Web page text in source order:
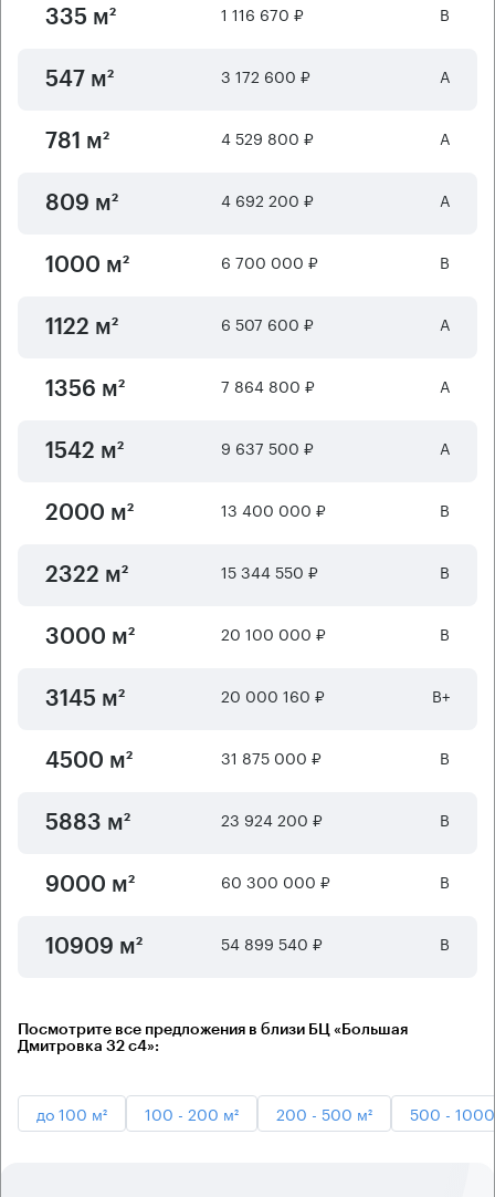
335 м² 1 116 670 ₽ B
547 м² 3 172 600 ₽ А
781 м² 4 529 800 ₽ А
809 м² 4 692 200 ₽ А
1000 м² 6 700 000 ₽ B
1122 м² 6 507 600 ₽ А
1356 м² 7 864 800 ₽ А
1542 м² 9 637 500 ₽ А
2000 м² 13 400 000 ₽ B
2322 м² 15 344 550 ₽ B
3000 м² 20 100 000 ₽ B
3145 м² 20 000 160 ₽ B+
4500 м² 31 875 000 ₽ B
5883 м² 23 924 200 ₽ B
9000 м² 60 300 000 ₽ B
10909 м² 54 899 540 ₽ B
Посмотрите все предложения в близи БЦ «Большая
Дмитровка 32 с4»:
до 100 м² 100 - 200 м² 200 - 500 м² 500 -